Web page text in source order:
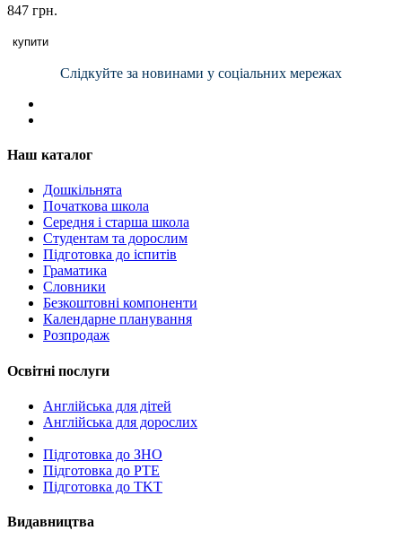
847 грн.
купити
Слідкуйте за новинами у соціальних мережах
Наш каталог
Дошкільнята
Початкова школа
Середня і старша школа
Студентам та дорослим
Підготовка до іспитів
Граматика
Словники
Безкоштовні компоненти
Календарне планування
Розпродаж
Освітні послуги
Англійська для дітей
Англійська для дорослих
Пiдготовка до ЗНО
Підготовка до PTE
Підготовка до TKT
Видавництва